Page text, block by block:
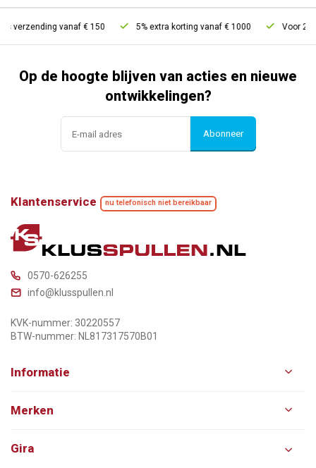
verzending vanaf € 150 5% extra korting vanaf € 1000 Voor 21u
Op de hoogte blijven van acties en nieuwe
ontwikkelingen?
Abonneer
Klantenservice nu telefonisch niet bereikbaar
0570-626255
info@klusspullen.nl
KVK-nummer: 30220557
BTW-nummer: NL817317570B01
Informatie
Merken
Gira